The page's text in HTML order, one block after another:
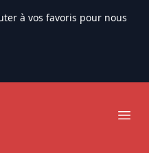
à vos favoris pour nous